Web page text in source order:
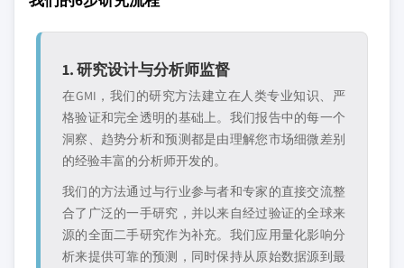
1. 研究设计与分析师监督
在GMI，我们的研究方法建立在人类专业知识、严
格验证和完全透明的基础上。我们报告中的每一个
洞察、趋势分析和预测都是由理解您市场细微差别
的经验丰富的分析师开发的。
我们的方法通过与行业参与者和专家的直接交流整
合了广泛的一手研究，并以来自经过验证的全球来
源的全面二手研究作为补充。我们应用量化影响分
析来提供可靠的预测，同时保持从原始数据源到最